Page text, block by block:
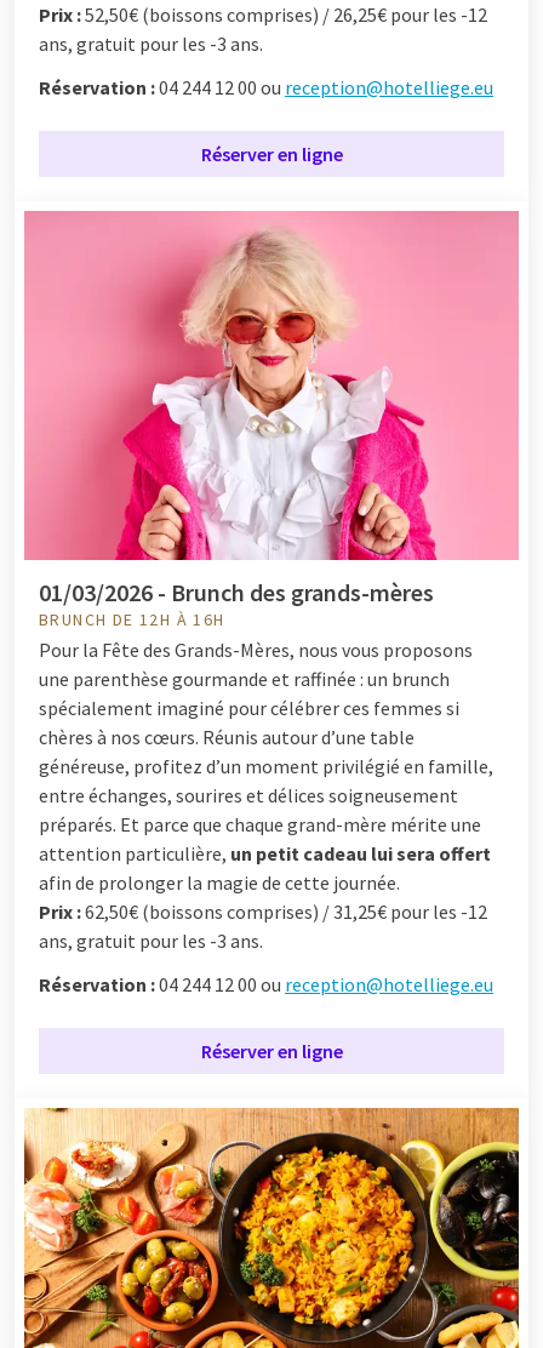
Prix :52,50€ (boissons comprises) / 26,25€ pour les -12
ans, gratuit pour les -3 ans.
Réservation :04 244 12 00 ou reception@hotelliege.eu
Réserver en ligne
01/03/2026 - Brunch des grands-mères
BRUNCH DE 12H À 16H
Pour la Fête des Grands-Mères, nous vous proposons
une parenthèse gourmande et raffinée : un brunch
spécialement imaginé pour célébrer ces femmes si
chères à nos cœurs. Réunis autour d’une table
généreuse, profitez d’un moment privilégié en famille,
entre échanges, sourires et délices soigneusement
préparés. Et parce que chaque grand-mère mérite une
attention particulière, un petit cadeau lui sera offert
afin de prolonger la magie de cette journée.
Prix :62,50€ (boissons comprises) / 31,25€ pour les -12
ans, gratuit pour les -3 ans.
Réservation :04 244 12 00 ou reception@hotelliege.eu
Réserver en ligne